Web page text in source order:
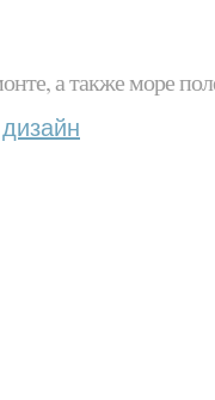
а также море
дизайн